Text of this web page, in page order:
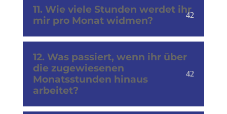
11. Wie viele Stunden werdet ihr
mir pro Monat widmen?
12. Was passiert, wenn ihr über
die zugewiesenen
Monatsstunden hinaus
arbeitet?